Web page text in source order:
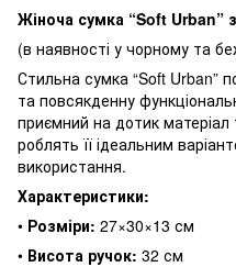
Жіноча сумка “Soft Urban”
(в наявності у чорному та
Стильна сумка “Soft Urban”
та повсякденну
приємний на дотик
роблять її ідеальним
використання.
Характеристики:
• Розміри: 27×30×13 см
• Висота ручок: 32 см